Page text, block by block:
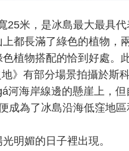
25米，是冰島最大最具代
都長滿了綠色的植物，
植物搭配的恰到好處。
》有部分場景拍攝於斯科
河海岸線邊的懸崖上，但
成為了冰島沿海低窪地
明媚的日子裡出現。